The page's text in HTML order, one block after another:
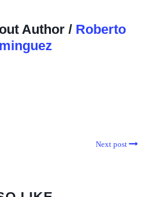
Author / Roberto
Next post